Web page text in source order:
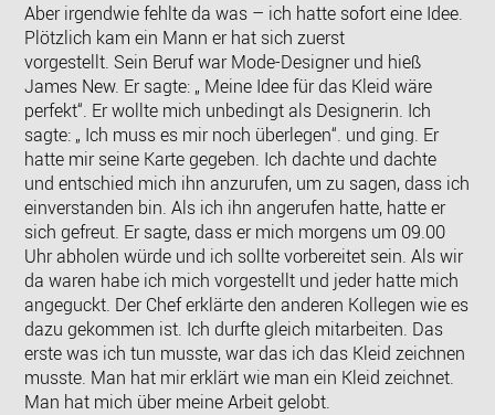
Aber irgendwie fehlte da was – ich hatte sofort eine Idee.
Plötzlich kam ein Mann er hat sich zuerst
vorgestellt. Sein Beruf war Mode-Designer und hieß
James New. Er sagte: „ Meine Idee für das Kleid wäre
perfekt“. Er wollte mich unbedingt als Designerin. Ich
sagte: „ Ich muss es mir noch überlegen“. und ging. Er
hatte mir seine Karte gegeben. Ich dachte und dachte
und entschied mich ihn anzurufen, um zu sagen, dass ich
einverstanden bin. Als ich ihn angerufen hatte, hatte er
sich gefreut. Er sagte, dass er mich morgens um 09.00
Uhr abholen würde und ich sollte vorbereitet sein. Als wir
da waren habe ich mich vorgestellt und jeder hatte mich
angeguckt. Der Chef erklärte den anderen Kollegen wie es
dazu gekommen ist. Ich durfte gleich mitarbeiten. Das
erste was ich tun musste, war das ich das Kleid zeichnen
musste. Man hat mir erklärt wie man ein Kleid zeichnet.
Man hat mich über meine Arbeit gelobt.